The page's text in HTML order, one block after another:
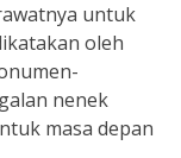
untuk
oleh
nenek
masa depan